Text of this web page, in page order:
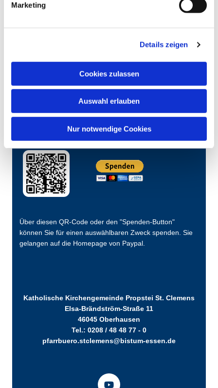
Marketing
Details zeigen
Cookies zulassen
Auswahl erlauben
Nur notwendige Cookies
Über diesen QR-Code oder den "Spenden-Button"
können Sie für einen auswählbaren Zweck spenden. Sie
gelangen auf die Homepage von Paypal.
Katholische Kirchengemeinde Propstei St. Clemens
Elsa-Brändström-Straße 11
46045 Oberhausen
Tel.: 0208 / 48 48 77 - 0
pfarrbuero.stclemens@bistum-essen.de